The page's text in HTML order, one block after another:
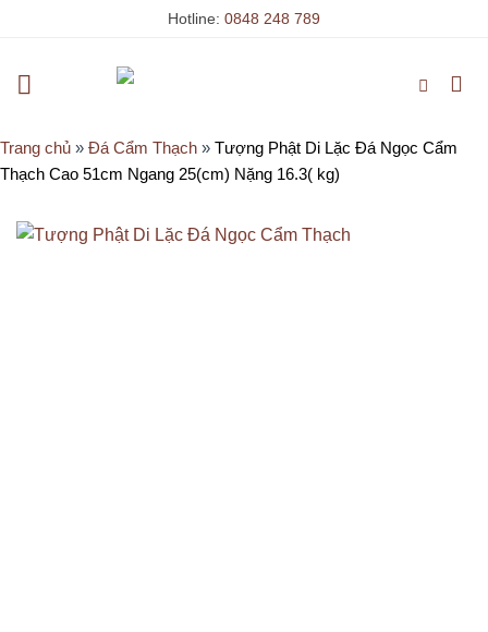
Hotline: 0848 248 789
Trang chủ » Đá Cẩm Thạch » Tượng Phật Di Lặc Đá Ngọc Cẩm
Thạch Cao 51cm Ngang 25(cm) Nặng 16.3( kg)